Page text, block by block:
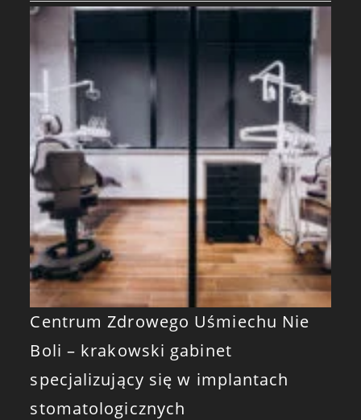
Centrum Zdrowego Uśmiechu Nie
Boli – krakowski gabinet
specjalizujący się w implantach
stomatologicznych